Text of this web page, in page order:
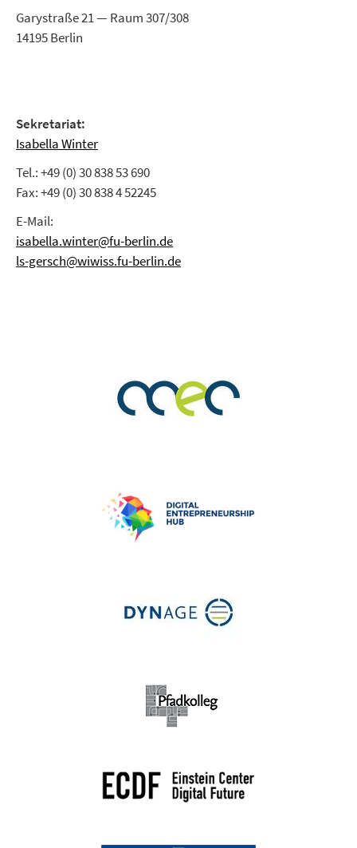
Garystraße 21 — Raum 307/308
14195 Berlin
Sekretariat:
Isabella Winter
Tel.: +49 (0) 30 838 53 690
Fax: +49 (0) 30 838 4 52245
E-Mail:
isabella.winter@fu-berlin.de
ls-gersch@wiwiss.fu-berlin.de